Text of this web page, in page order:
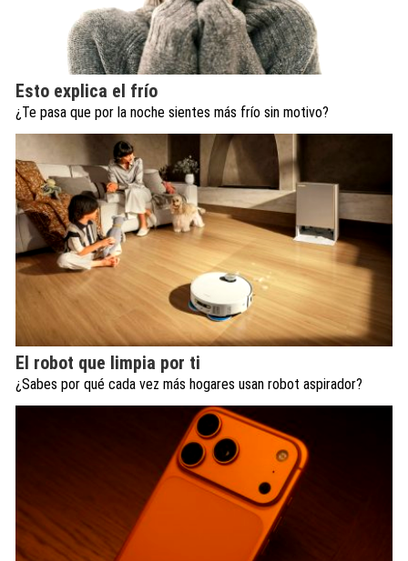
Esto explica el frío
¿Te pasa que por la noche sientes más frío sin motivo?
El robot que limpia por ti
¿Sabes por qué cada vez más hogares usan robot aspirador?